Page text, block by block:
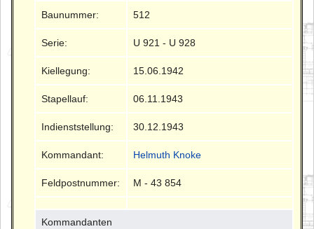
Baunummer: 512
Serie: U 921 - U 928
Kiellegung: 15.06.1942
Stapellauf: 06.11.1943
Indienststellung: 30.12.1943
Kommandant: Helmuth Knoke
Feldpostnummer: M - 43 854
Kommandanten